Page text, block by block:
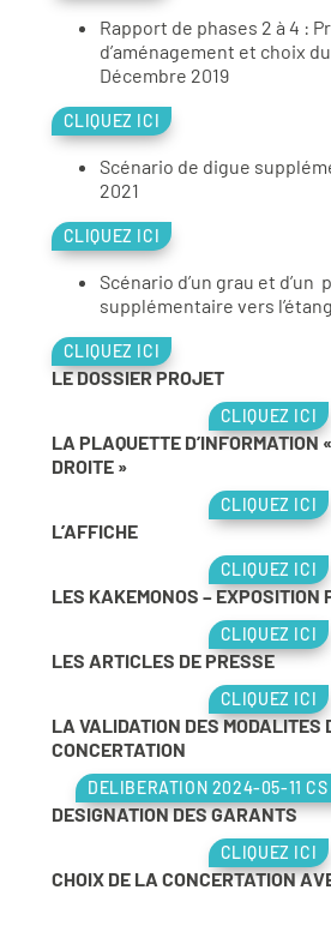
Rapport de phases 2 à 4 :
d’aménagement et choix
Décembre 2019
CLIQUEZ ICI
Scénario de digue
2021
CLIQUEZ ICI
Scénario d’un grau et d’un
supplémentaire vers
CLIQUEZ ICI
LE DOSSIER PROJET
CLIQUEZ ICI
LA PLAQUETTE D’INFORMATION
DROITE »
CLIQUEZ ICI
L’AFFICHE
CLIQUEZ ICI
LES KAKEMONOS – EXPOSITION
CLIQUEZ ICI
LES ARTICLES DE PRESSE
CLIQUEZ ICI
LA VALIDATION DES MODALITES
CONCERTATION
DELIBERATION 2024-05-11
DESIGNATION DES GARANTS
CLIQUEZ ICI
CHOIX DE LA CONCERTATION